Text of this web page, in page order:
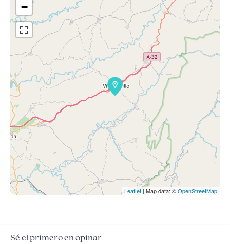
−
Leaflet | Map data: ©OpenStreetMap
Sé el primero en opinar